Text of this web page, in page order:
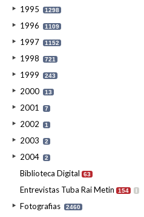
1995 1298
1996 1109
1997 1152
1998 721
1999 243
2000 13
2001 7
2002 1
2003 2
2004 2
Biblioteca Digital 63
Entrevistas Tuba Rai Metin 154 I
Fotografias 2460